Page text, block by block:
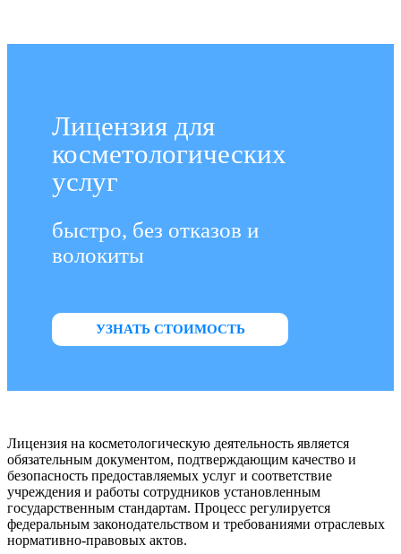
Лицензия для
косметологических
услуг
быстро, без отказов и
волокиты
УЗНАТЬ СТОИМОСТЬ
Лицензия на косметологическую деятельность является
обязательным документом, подтверждающим качество и
безопасность предоставляемых услуг и соответствие
учреждения и работы сотрудников установленным
государственным стандартам. Процесс регулируется
федеральным законодательством и требованиями отраслевых
нормативно-правовых актов.